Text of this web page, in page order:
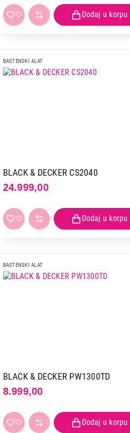
BASTENSKI ALAT
BLACK & DECKER CS2040
24.999,00
BASTENSKI ALAT
BLACK & DECKER PW1300TD
8.999,00